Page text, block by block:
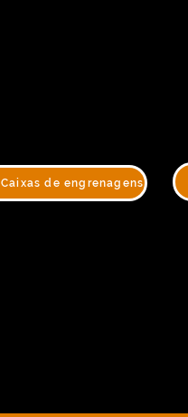
Caixas de engrenagens